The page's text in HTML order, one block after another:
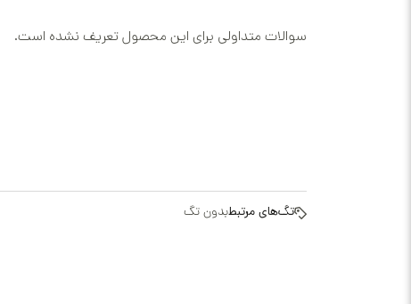
سوالات متداولی برای این محصول تعریف نشده است.
تگ‌های مرتبطبدون تگ